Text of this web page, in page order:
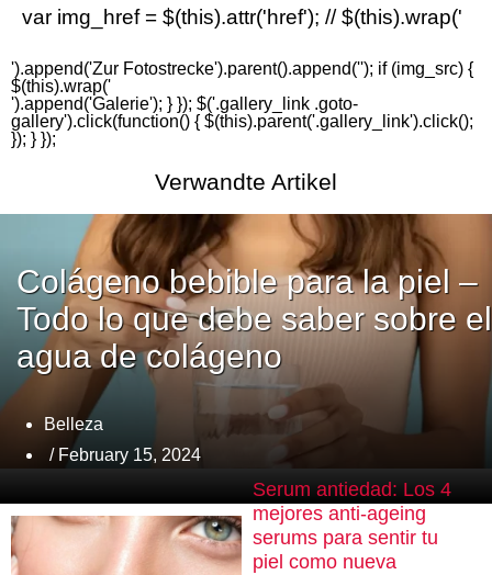
var img_href = $(this).attr('href'); // $(this).wrap('
').append('Zur Fotostrecke').parent().append(''); if (img_src) {
$(this).wrap('
').append('Galerie'); } }); $('.gallery_link .goto-
gallery').click(function() { $(this).parent('.gallery_link').click();
}); } });
Verwandte Artikel
Colágeno bebible para la piel –
Todo lo que debe saber sobre el
agua de colágeno
Belleza
/ February 15, 2024
Serum antiedad: Los 4
mejores anti-ageing
serums para sentir tu
piel como nueva